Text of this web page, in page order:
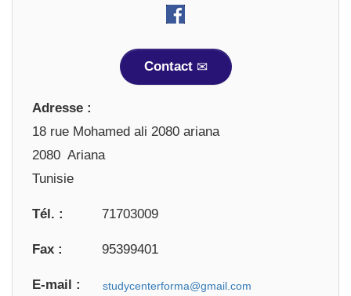
Contact
Adresse :
18 rue Mohamed ali 2080 ariana
2080 Ariana
Tunisie
Tél. : 71703009
Fax : 95399401
E-mail :